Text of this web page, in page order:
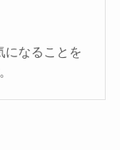
になることを